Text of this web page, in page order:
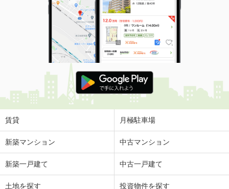
賃貸 月極駐車場
新築マンション 中古マンション
新築一戸建て 中古一戸建て
土地を探す 投資物件を探す